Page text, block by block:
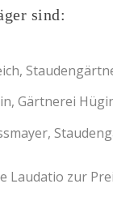
sind:
Gärtnerei
Laudatio zur